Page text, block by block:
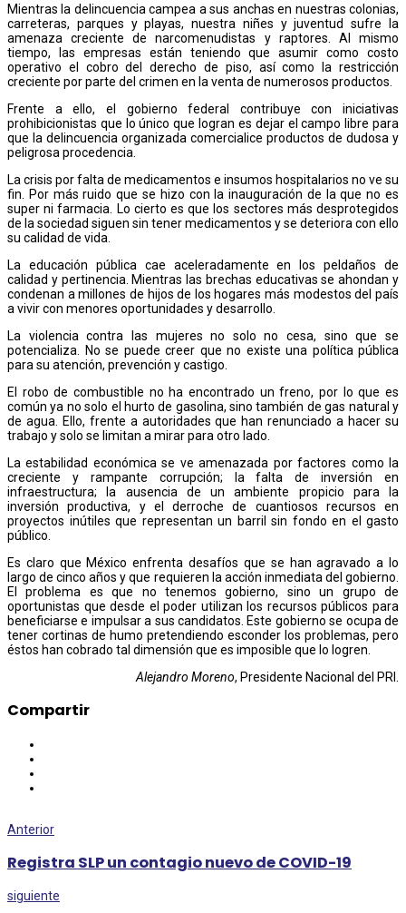
Mientras la delincuencia campea a sus anchas en nuestras colonias,
carreteras, parques y playas, nuestra niñes y juventud sufre la
amenaza creciente de narcomenudistas y raptores. Al mismo
tiempo, las empresas están teniendo que asumir como costo
operativo el cobro del derecho de piso, así como la restricción
creciente por parte del crimen en la venta de numerosos productos.
Frente a ello, el gobierno federal contribuye con iniciativas
prohibicionistas que lo único que logran es dejar el campo libre para
que la delincuencia organizada comercialice productos de dudosa y
peligrosa procedencia.
La crisis por falta de medicamentos e insumos hospitalarios no ve su
fin. Por más ruido que se hizo con la inauguración de la que no es
super ni farmacia. Lo cierto es que los sectores más desprotegidos
de la sociedad siguen sin tener medicamentos y se deteriora con ello
su calidad de vida.
La educación pública cae aceleradamente en los peldaños de
calidad y pertinencia. Mientras las brechas educativas se ahondan y
condenan a millones de hijos de los hogares más modestos del país
a vivir con menores oportunidades y desarrollo.
La violencia contra las mujeres no solo no cesa, sino que se
potencializa. No se puede creer que no existe una política pública
para su atención, prevención y castigo.
El robo de combustible no ha encontrado un freno, por lo que es
común ya no solo el hurto de gasolina, sino también de gas natural y
de agua. Ello, frente a autoridades que han renunciado a hacer su
trabajo y solo se limitan a mirar para otro lado.
La estabilidad económica se ve amenazada por factores como la
creciente y rampante corrupción; la falta de inversión en
infraestructura; la ausencia de un ambiente propicio para la
inversión productiva, y el derroche de cuantiosos recursos en
proyectos inútiles que representan un barril sin fondo en el gasto
público.
Es claro que México enfrenta desafíos que se han agravado a lo
largo de cinco años y que requieren la acción inmediata del gobierno.
El problema es que no tenemos gobierno, sino un grupo de
oportunistas que desde el poder utilizan los recursos públicos para
beneficiarse e impulsar a sus candidatos. Este gobierno se ocupa de
tener cortinas de humo pretendiendo esconder los problemas, pero
éstos han cobrado tal dimensión que es imposible que lo logren.
Alejandro Moreno, Presidente Nacional del PRI.
Compartir
Anterior
Registra SLP un contagio nuevo de COVID-19
siguiente